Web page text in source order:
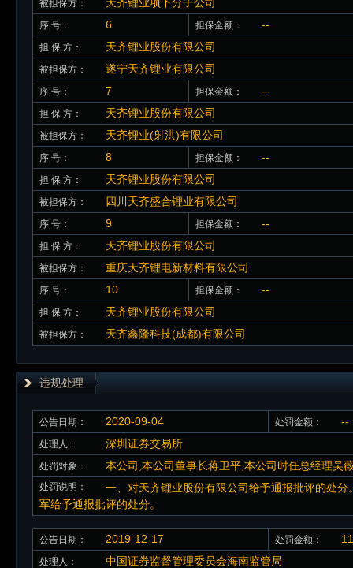
被担保方：
序 号： 6 担保金额： --
担 保 方： 天齐锂业股份有限公司
被担保方： 遂宁天齐锂业有限公司
序 号： 7 担保金额： --
担 保 方： 天齐锂业股份有限公司
被担保方： 天齐锂业(射洪)有限公司
序 号： 8 担保金额： --
担 保 方： 天齐锂业股份有限公司
被担保方： 四川天齐盛合锂业有限公司
序 号： 9 担保金额： --
担 保 方： 天齐锂业股份有限公司
被担保方： 重庆天齐锂电新材料有限公司
序 号： 10 担保金额： --
担 保 方： 天齐锂业股份有限公司
被担保方： 天齐鑫隆科技(成都)有限公司
违规处理
公告日期： 2020-09-04 处罚金额： --
处理人： 深圳证券交易所
处罚对象： 本公司,本公司董事长蒋卫平,本公司时任总经理吴
处罚说明：
一、对天齐锂业股份有限公司给予通报批评的处
军给予通报批评的处分。
公告日期： 2019-12-17 处罚金额：
处理人： 中国证券监督管理委员会海南监管局